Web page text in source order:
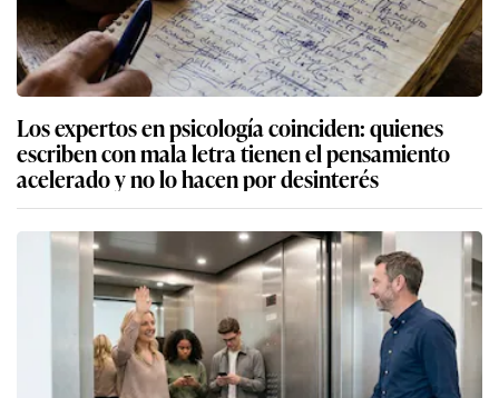
Los expertos en psicología coinciden: quienes
escriben con mala letra tienen el pensamiento
acelerado y no lo hacen por desinterés